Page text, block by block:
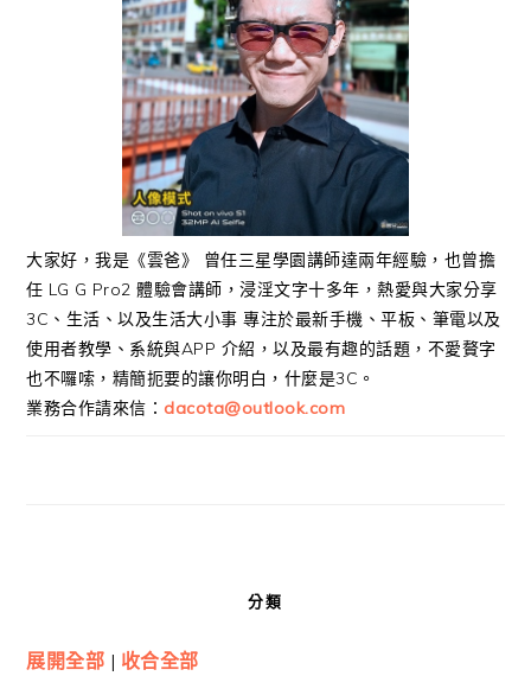
大家好，我是《雲爸》 曾任三星學園講師達兩年經驗，也曾擔
任 LG G Pro2 體驗會講師，浸淫文字十多年，熱愛與大家分享
3C、生活、以及生活大小事 專注於最新手機、平板、筆電以及
使用者教學、系統與APP 介紹，以及最有趣的話題，不愛贅字
也不囉嗦，精簡扼要的讓你明白，什麼是3C。
業務合作請來信： dacota@outlook.com
分類
展開全部 | 收合全部